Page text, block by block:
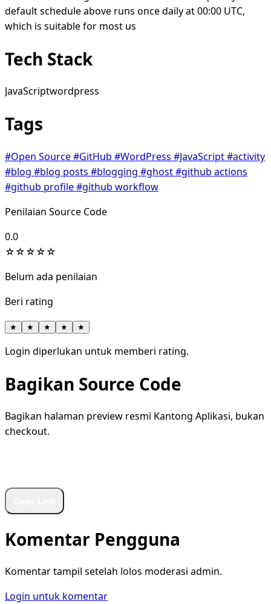
default schedule above runs once daily at 00:00 UTC,
which is suitable for most us
Tech Stack
JavaScriptwordpress
Tags
#Open Source#GitHub #WordPress #JavaScript#activity
#blog #blog posts #blogging #ghost#github actions
#github profile#github workflow
Penilaian Source Code
0.0
☆☆☆☆☆
Belum ada penilaian
Beri rating
★ ★ ★ ★ ★
Login diperlukan untuk memberi rating.
Bagikan Source Code
Bagikan halaman preview resmi Kantong Aplikasi, bukan
checkout.
Komentar Pengguna
Komentar tampil setelah lolos moderasi admin.
Login untuk komentar